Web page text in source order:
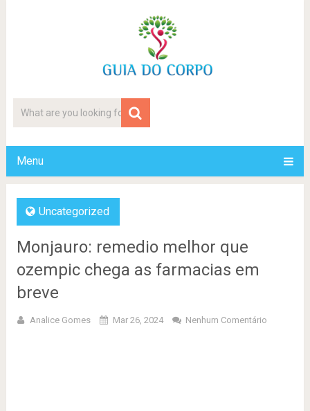
Menu
Uncategorized
Monjauro: remedio melhor que
ozempic chega as farmacias em
breve
Analice Gomes Mar 26, 2024 Nenhum Comentário